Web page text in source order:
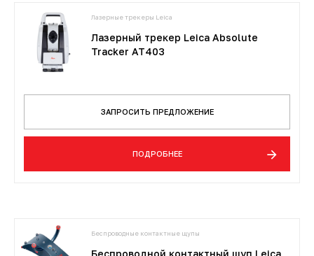
Лазерные трекеры Leica
Лазерный трекер Leica Absolute
Tracker AT403
ЗАПРОСИТЬ ПРЕДЛОЖЕНИЕ
ПОДРОБНЕЕ
Беспроводные контактные щупы
Беспроводной контактный щуп Leica